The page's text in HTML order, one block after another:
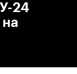
24
на